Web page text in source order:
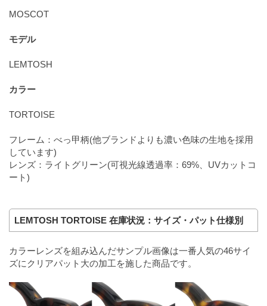
MOSCOT
モデル
LEMTOSH
カラー
TORTOISE
フレーム：べっ甲柄(他ブランドよりも濃い色味の生地を採用
しています)
レンズ：ライトグリーン(可視光線透過率：69%、UVカットコ
ート)
LEMTOSH TORTOISE 在庫状況：サイズ・パット仕様別
カラーレンズを組み込んだサンプル画像は一番人気の46サイ
ズにクリアパット大の加工を施した商品です。